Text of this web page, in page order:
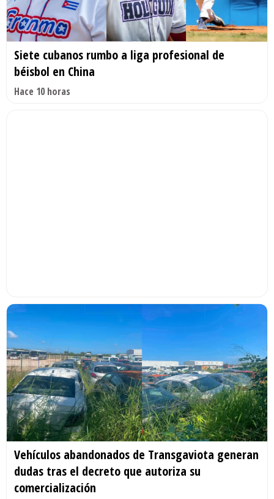
Siete cubanos rumbo a liga profesional de
béisbol en China
Hace 10 horas
Vehículos abandonados de Transgaviota generan
dudas tras el decreto que autoriza su
comercialización